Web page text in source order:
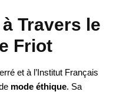
Travers le
Friot
et à l’Institut Français
mode éthique. Sa